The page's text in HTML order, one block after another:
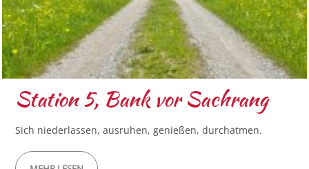
Station 5, Bank vor Sachrang
Sich niederlassen, ausruhen, genießen, durchatmen.